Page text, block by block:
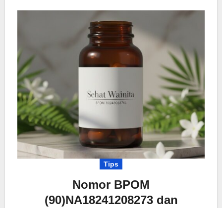
Tips
Nomor BPOM
(90)NA18241208273 dan